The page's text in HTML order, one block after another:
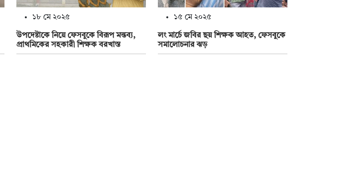
১৮ মে ২০২৫
উপদেষ্টাকে নিয়ে ফেসবুকে বিরূপ মন্তব্য,
প্রাথমিকের সহকারী শিক্ষক বরখাস্ত
১৫ মে ২০২৫
লং মার্চে জবির ছয় শিক্ষক আহত, ফেসবুকে
সমালোচনার ঝড়